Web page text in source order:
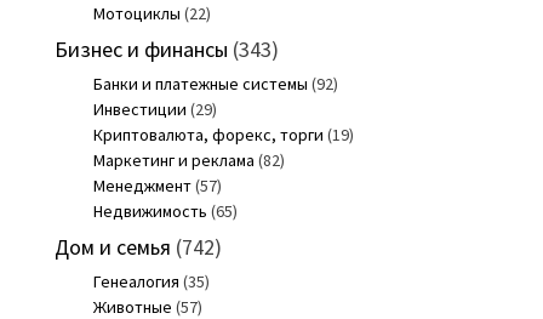
Мотоциклы (22)
Бизнес и финансы (343)
Банки и платежные системы (92)
Инвестиции (29)
Криптовалюта, форекс, торги (19)
Маркетинг и реклама (82)
Менеджмент(57)
Недвижимость (65)
Дом и семья (742)
Генеалогия (35)
Животные (57)